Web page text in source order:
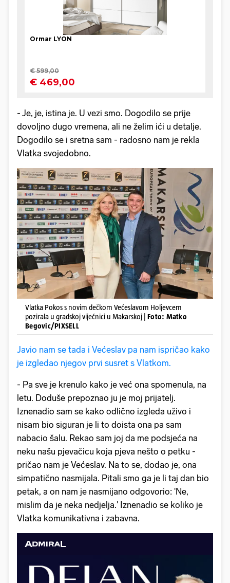
- Je, je, istina je. U vezi smo. Dogodilo se prije
dovoljno dugo vremena, ali ne želim ići u detalje.
Dogodilo se i sretna sam - radosno nam je rekla
Vlatka svojedobno.
Vlatka Pokos s novim dečkom Većeslavom Holjevcem
pozirala u gradskoj vijećnici u Makarskoj | Foto: Matko
Begovic/PIXSELL
Javio nam se tada i Većeslav pa nam ispričao kako
je izgledao njegov prvi susret s Vlatkom.
- Pa sve je krenulo kako je već ona spomenula, na
letu. Doduše prepoznao ju je moj prijatelj.
Iznenadio sam se kako odlično izgleda uživo i
nisam bio siguran je li to doista ona pa sam
nabacio šalu. Rekao sam joj da me podsjeća na
neku našu pjevačicu koja pjeva nešto o petku -
pričao nam je Većeslav. Na to se, dodao je, ona
simpatično nasmijala. Pitali smo ga je li taj dan bio
petak, a on nam je nasmijano odgovorio: 'Ne,
mislim da je neka nedjelja.' Iznenadio se koliko je
Vlatka komunikativna i zabavna.